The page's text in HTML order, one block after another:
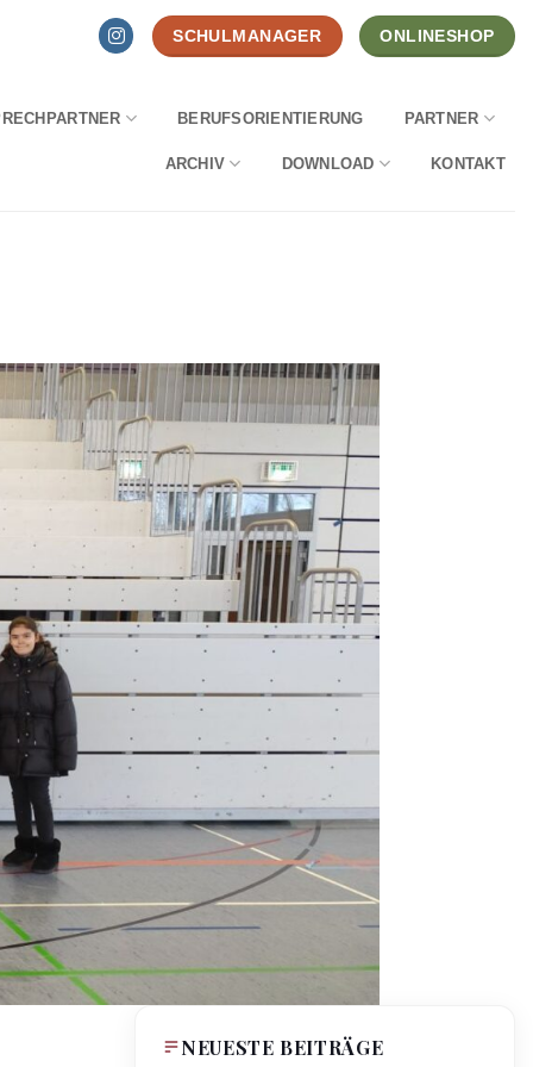
SCHULMANAGER ONLINESHOP
BERUFSORIENTIERUNG PARTNER
ARCHIV DOWNLOAD KONTAKT
NEUESTE BEITRÄGE